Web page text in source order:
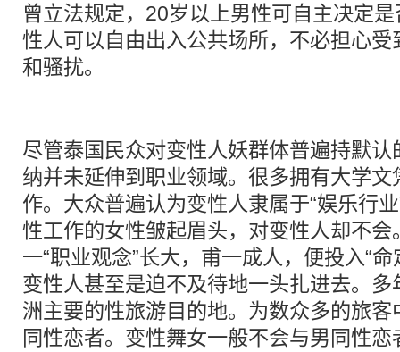
曾立法规定，20岁以上男性可自主决定
性人可以自由出入公共场所，不必担心
和骚扰。
尽管泰国民众对变性人妖群体普遍持默
纳并未延伸到职业领域。很多拥有大学
作。大众普遍认为变性人隶属于“娱乐行
性工作的女性皱起眉头，对变性人却不
一“职业观念”长大，甫一成人，便投入“
变性人甚至是迫不及待地一头扎进去。
洲主要的性旅游目的地。为数众多的旅
同性恋者。变性舞女一般不会与男同性